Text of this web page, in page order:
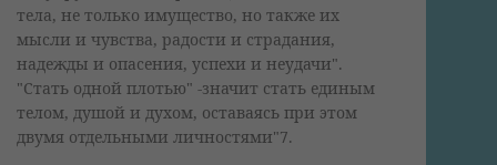
тела, не только имущество, но также их
мысли и чувства, радости и страдания,
надежды и опасения, успехи и неудачи".
"Стать одной плотью" -значит стать единым
телом, душой и духом, оставаясь при этом
двумя отдельными личностями"7.